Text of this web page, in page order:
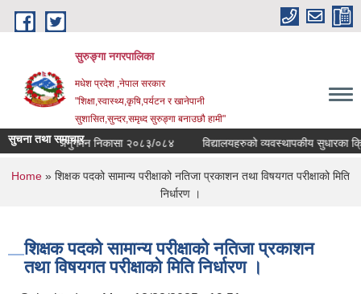
Skip to main content
सुरुङ्‍गा नगरपालिका
मधेश प्रदेश ,नेपाल सरकार
"शिक्षा,स्वास्थ्य,कृषि,पर्यटन र खानेपानी
सुशासित,सुन्दर,समृध्द सुरुङ्गा बनाउछौ हामी"
सुचना तथा समाचार
विद्यालय अनुगमन निकासा २०८३/०८४ विद्यालयहरुको व्यवस्थापकीय सुधारका
You are here
Home » शिक्षक पदको सामान्य परीक्षाको नतिजा प्रकाशन तथा विषयगत परीक्षाको मिति
निर्धारण ।
शिक्षक पदको सामान्य परीक्षाको नतिजा प्रकाशन
तथा विषयगत परीक्षाको मिति निर्धारण ।